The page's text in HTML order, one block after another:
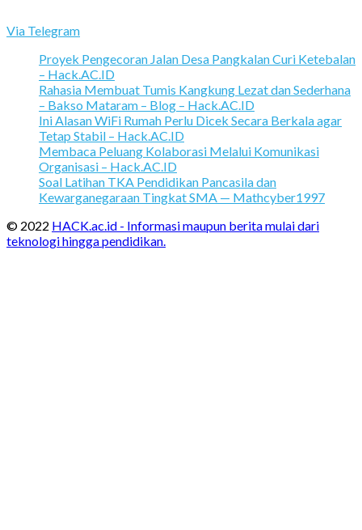
Via Telegram
Proyek Pengecoran Jalan Desa Pangkalan Curi Ketebalan
– Hack.AC.ID
Rahasia Membuat Tumis Kangkung Lezat dan Sederhana
– Bakso Mataram – Blog – Hack.AC.ID
Ini Alasan WiFi Rumah Perlu Dicek Secara Berkala agar
Tetap Stabil – Hack.AC.ID
Membaca Peluang Kolaborasi Melalui Komunikasi
Organisasi – Hack.AC.ID
Soal Latihan TKA Pendidikan Pancasila dan
Kewarganegaraan Tingkat SMA — Mathcyber1997
© 2022 HACK.ac.id - Informasi maupun berita mulai dari
teknologi hingga pendidikan.